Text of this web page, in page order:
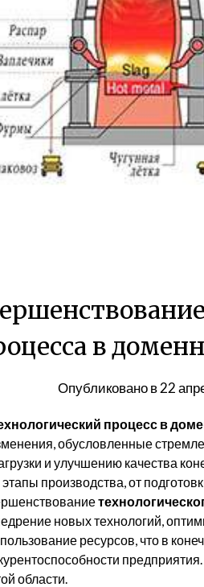
в
Опубликовано в22
процесс в
обусловленные
и улучшению качества
производства, от
новых технологий,
ресурсов, что в
области.